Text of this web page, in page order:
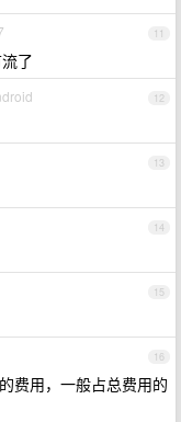
11
了
12
13
14
15
16
费用，一般占总费用的